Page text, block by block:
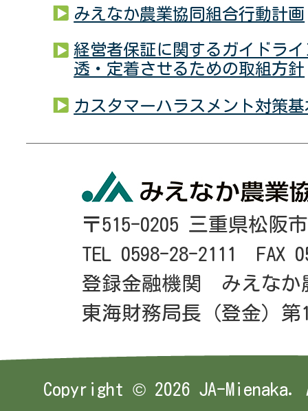
みえなか農業協同組合行動計画
経営者保証に関するガイドラ
透・定着させるための取組方針
カスタマーハラスメント対策
〒515-0205 三重県松阪
TEL 0598-28-2111 FAX
登録金融機関 みえなか
東海財務局長（登金）第
Copyright © 2026 JA-